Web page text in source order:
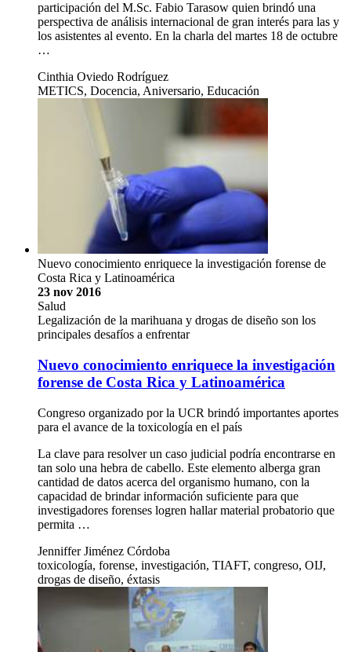
participación del M.Sc. Fabio Tarasow quien brindó una
perspectiva de análisis internacional de gran interés para las y
los asistentes al evento. En la charla del martes 18 de octubre
…
Cinthia Oviedo Rodríguez
METICS, Docencia, Aniversario, Educación
Nuevo conocimiento enriquece la investigación forense de
Costa Rica y Latinoamérica
23 nov 2016
Salud
Legalización de la marihuana y drogas de diseño son los
principales desafíos a enfrentar
Nuevo conocimiento enriquece la investigación
forense de Costa Rica y Latinoamérica
Congreso organizado por la UCR brindó importantes aportes
para el avance de la toxicología en el país
La clave para resolver un caso judicial podría encontrarse en
tan solo una hebra de cabello. Este elemento alberga gran
cantidad de datos acerca del organismo humano, con la
capacidad de brindar información suficiente para que
investigadores forenses logren hallar material probatorio que
permita …
Jenniffer Jiménez Córdoba
toxicología, forense, investigación, TIAFT, congreso, OIJ,
drogas de diseño, éxtasis